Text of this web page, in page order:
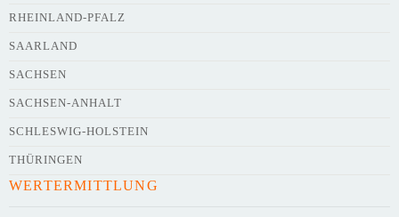
Kurze Beschreibung des Flohmarkts
Kontaktdaten des Veranstalters
RHEINLAND-PFALZ
SAARLAND
SACHSEN
SACHSEN-ANHALT
SCHLESWIG-HOLSTEIN
THÜRINGEN
WERTERMITTLUNG